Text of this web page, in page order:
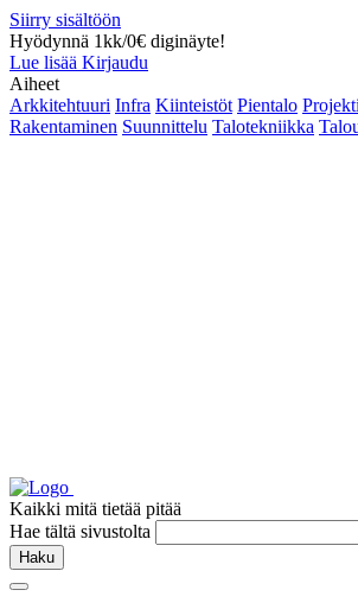
Siirry sisältöön
Hyödynnä 1kk/0€ diginäyte!
Lue lisää Kirjaudu
Aiheet
Arkkitehtuuri Infra Kiinteistöt Pientalo
Rakentaminen Suunnittelu Talotekniikka
Kaikki mitä tietää pitää
Hae tältä sivustolta
Haku